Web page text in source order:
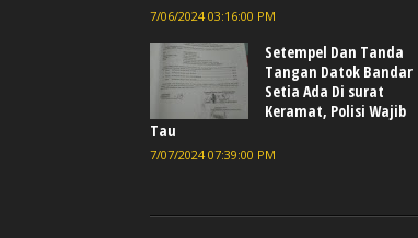
7/06/2024 03:16:00 PM
Setempel Dan Tanda
Tangan Datok Bandar
Setia Ada Di surat
Keramat, Polisi Wajib
Tau
7/07/2024 07:39:00 PM